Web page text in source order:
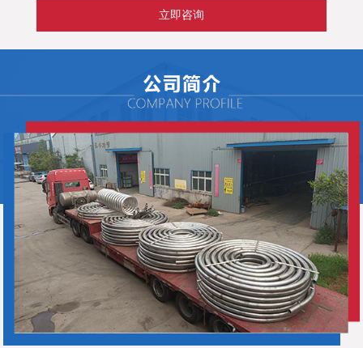
立即咨询